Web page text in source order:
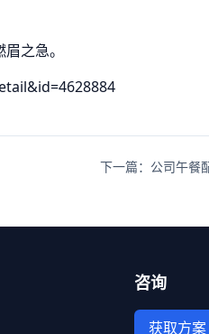
之急。
下一篇：公司午餐
咨询
获取方案